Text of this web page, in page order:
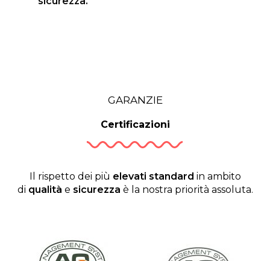
GARANZIE
Certificazioni
Il rispetto dei più elevati standard in ambito
di qualità e sicurezza è la nostra priorità assoluta.